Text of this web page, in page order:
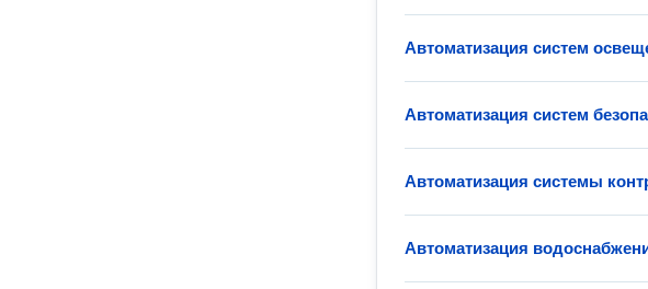
Автоматизация систем
Автоматизация систем
Автоматизация системы
Автоматизация